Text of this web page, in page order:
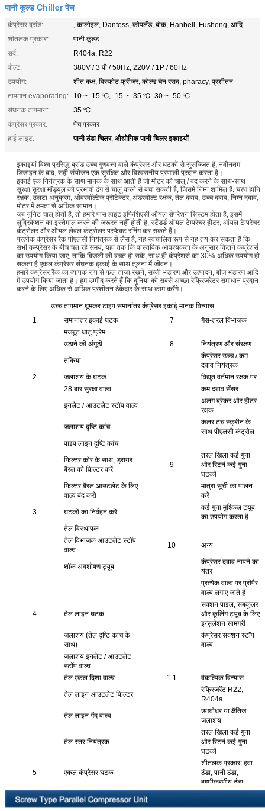
पानी कूल्ड Chiller पेंच
कंप्रेसर ब्रांड:
, कार्लाइल, Danfoss, कोपलैंड, बोक, Hanbell, Fusheng, आदि
शीतलक प्रकार:
पानी कूल्ड
सर्द:
R404a, R22
वोल्ट:
380V / 3 पी / 50Hz, 220V / 1P / 60Hz
उपयोग:
शीत कक्ष, विस्फोट फ्रीजर, कोल्ड चेन रसद, pharacy, प्रशीतन
तापमान evaporating:
10 ~ -15 ℃, -15 ~ -35 ℃ -30 ~ -50 ℃
संघनक तापमान:
35 ℃
कंप्रेसर प्रकार:
पेंच प्रकार
हाई लाइट:
पानी ठंडा चिलर, औद्योगिक पानी चिलर इकाइयों
इकाइयां विश्व प्रसिद्ध ब्रांड उच्च गुणवत्ता वाले कंप्रेसर और घटकों से सुसज्जित हैं, नवीनतम
डिजाइन के बाद, सही संयोजन एक सुरक्षित और विश्वसनीय प्रणाली प्रदान करता है।
इकाई एक नियंत्रक के साथ मानक के साथ आती है जो मोटर को चालू / बंद करने के साथ-साथ
सुरक्षा सुरक्षा मॉड्यूल को प्रभावी ढंग से चालू करने से बचा सकती है, जिसमें निम्न शामिल हैं: चरण हानि
रक्षक, उलटा अनुक्रम, ओवरवॉल्टेज प्रोटेक्टर, अंडरवोल्ट रक्षक, तेल दबाव, उच्च दबाव, निम्न दबाव,
मोटर में क्षमता से अधिक सामान।
जब यूनिट चालू होती है, तो हमारे पास हाइट इफिशिएंसी ऑयल सेपरेशन सिस्टम होता है, इसमें
लुब्रिकेशन का इस्तेमाल करने की जरूरत नहीं होती है, स्टैंडर्ड ऑयल टेम्परेचर हीटर, ऑयल टेम्परेचर
कंट्रोलर और ऑयल लेवल कंट्रोलर परफेक्ट रनिंग कर सकते हैं।
प्रत्येक कंप्रेसर रैक पीएलसी नियंत्रक से लैस है, यह स्वचालित रूप से यह तय कर सकता है कि
सभी कम्प्रेसर के बीच चल रहे समय, यहां तक ​​कि वास्तविक आवश्यकता के अनुसार कितने कंप्रेशर्स
का उपयोग किया जाए, ताकि बिजली की बचत हो सके, साथ ही कंप्रेशर्स का 30% अधिक उपयोग हो
सकता है एकल कंप्रेसर संघनक इकाई के साथ तुलना में जीवन।
हमारे कंप्रेसर रैक का व्यापक रूप से फल ताजा रखने, सब्जी भंडारण और उत्पादन, बीज भंडारण आदि
में उपयोग किया जाता है। हम उम्मीद करते हैं कि दुनिया को सबसे अच्छा रेफ्रिजरेटर समाधान प्रदान
करने के लिए अधिक से अधिक प्रशीतन ठेकेदार के साथ काम करेंगे।
उच्च तापमान घूमकर टाइप समानांतर कंप्रेसर इकाई मानक विन्यास
1
समानांतर इकाई घटक 7
गैस-तरल विभाजक
मजबूत धातु फ्रेम
उठाने की अंगूठी
8
नियंत्रण और संरक्षण
तकिया
कंप्रेसर उच्च / कम
दबाव नियंत्रक
2
जलाशय के घटक
विद्युत वर्तमान रक्षक पर
28 बार सुरक्षा वाल्व
कम दबाव सेंसर
इनलेट / आउटलेट स्टॉप वाल्व
अलग ब्रेकर और हीटर
रक्षक
जलाशय दृष्टि कांच
कलर टच स्क्रीन के
साथ पीएलसी कंट्रोल
पाइप लाइन दृष्टि कांच
फिल्टर कोर के साथ, ड्रायर
बैरल को फ़िल्टर करें
9
तरल खिला कई गुना
और रिटर्न कई गुना
घटकों
फिल्टर बैरल आउटलेट के लिए
वाल्व बंद करो
मात्रा सूची का पालन
करें
3
घटकों का निर्वहन करें
कई गुना मुश्किल ट्यूब
का उपयोग करता है
तेल विस्थापक
तेल विभाजक आउटलेट स्टॉप
वाल्व
10 अन्य
शॉक अवशोषण ट्यूब
कंप्रेसर दबाव नापने का
यंत्र
प्रत्येक वाल्व पर प्रीपैर
वाल्व लगाए जाते हैं
4 तेल लाइन घटक
सक्शन पाइल, सबकूलर
और कूलिंग ट्यूब के लिए
इन्सुलेशन सामग्री
जलाशय (तेल दृष्टि कांच के
साथ)
कंप्रेसर सक्शन स्टॉप
वाल्व
जलाशय इनलेट / आउटलेट
स्टॉप वाल्व
तेल एकल दिशा वाल्व
1 1
वैकल्पिक विन्यास
तेल लाइन आउटलेट फिल्टर
रेफ्रिजरेंट R22,
R404a
तेल लाइन गेंद वाल्व
ऊर्ध्वाधर या क्षैतिज
जलाशय
तेल स्तर नियंत्रक
तरल खिला कई गुना
और रिटर्न कई गुना
घटकों
5 एकल कंप्रेसर घटक
शीतलक प्रकार: हवा
ठंडा, पानी ठंडा,
बाष्पीकरणीय ठंडा
सक्शन / डिस्चार्ज स्टॉप वाल्व
अन्य ब्रांड कंप्रेसर और